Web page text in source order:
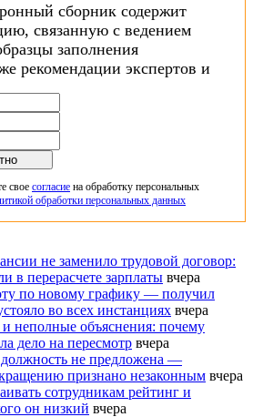
сборник содержит
связанную с ведением
заполнения
рекомендации экспертов и
свое согласие на обработку персональных
обработки персональных данных
не заменило трудовой договор:
в перерасчете зарплаты вчера
по новому графику — получил
во всех инстанциях вчера
неполные объяснения: почему
дело на пересмотр вчера
должность не предложена —
признано незаконным вчера
сотрудникам рейтинг и
он низкий вчера